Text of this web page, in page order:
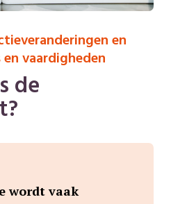
en
vaardigheden
de
wordt vaak